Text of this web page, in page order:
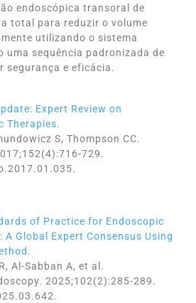
endoscópica transoral de
total para reduzir o volume
utilizando o sistema
uma sequência padronizada de
segurança e eficácia.
Expert Review on
Therapies.
S, Thompson CC.
729.
of Practice for Endoscopic
A Global Expert Consensus Using
Al-Sabban A, et al.
2025;102(2):285-289.